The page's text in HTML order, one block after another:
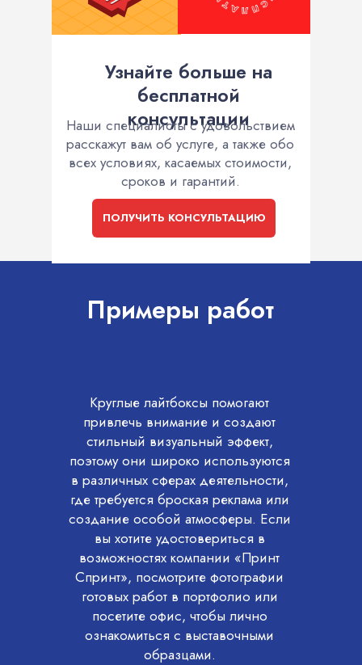
Узнайте больше на
бесплатной
консультации
Наши специалисты с удовольствием
расскажут вам об услуге, а также обо
всех условиях, касаемых стоимости,
сроков и гарантий.
ПОЛУЧИТЬ КОНСУЛЬТАЦИЮ
Примеры работ
Круглые лайтбоксы помогают
привлечь внимание и создают
стильный визуальный эффект,
поэтому они широко используются
в различных сферах деятельности,
где требуется броская реклама или
создание особой атмосферы. Если
вы хотите удостовериться в
возможностях компании «Принт
Спринт», посмотрите фотографии
готовых работ в портфолио или
посетите офис, чтобы лично
ознакомиться с выставочными
образцами.